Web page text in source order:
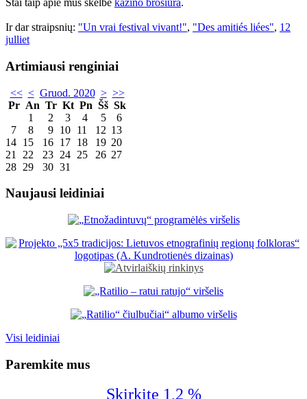
Štai taip apie mus skelbė kazino brošiūra.
Ir dar straipsnių: "Un vrai festival vivant!", "Des amitiés liées", 12
julliet
Artimiausi renginiai
<< < Gruod. 2020 > >>
Pr An Tr Kt Pn Šš Sk
1
2 3 4 5
6
7
8 9 10 11 12 13
14 15 16 17 18 19 20
21
22 23 24 25 26 27
28 29 30 31
Naujausi leidiniai
Visi leidiniai
Paremkite mus
Skirkite 1,2 %